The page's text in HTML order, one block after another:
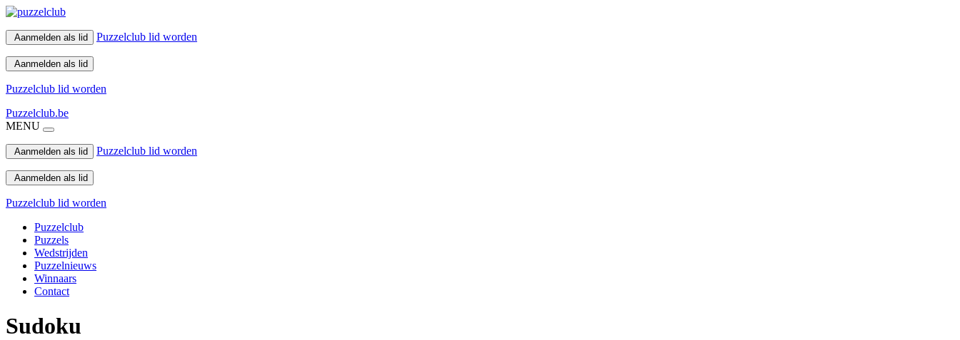
Aanmelden als lid Puzzelclub lid worden
Aanmelden als lid
Puzzelclub lid worden
Puzzelclub.be
MENU
Aanmelden als lid Puzzelclub lid worden
Aanmelden als lid
Puzzelclub lid worden
Puzzelclub
Puzzels
Wedstrijden
Puzzelnieuws
Winnaars
Contact
Sudoku